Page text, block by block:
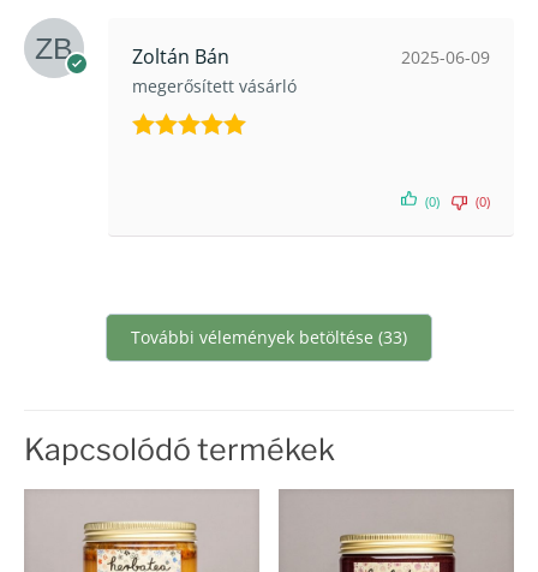
Zoltán Bán
megerősített vásárló
2025-06-09
(0) (0)
További vélemények betöltése (33)
Kapcsolódó termékek